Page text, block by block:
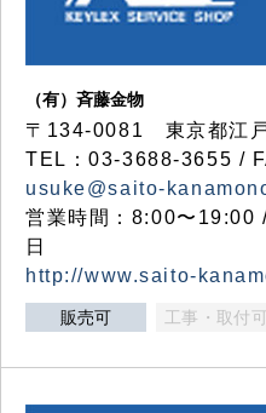
（有）斉藤金物
〒134-0081 東京都江
TEL：03-3688-3655 /
usuke@saito-
営業時間：8:00〜19:00
日
http://www.saito-
販売可 工事・取付可